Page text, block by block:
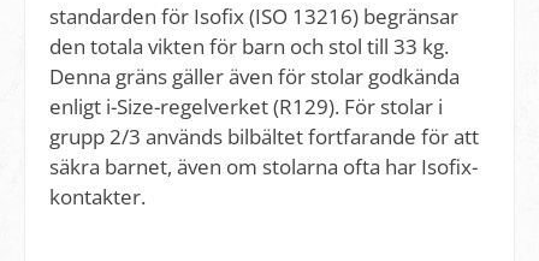
standarden för Isofix (ISO 13216) begränsar
den totala vikten för barn och stol till 33 kg.
Denna gräns gäller även för stolar godkända
enligt i-Size-regelverket (R129). För stolar i
grupp 2/3 används bilbältet fortfarande för att
säkra barnet, även om stolarna ofta har Isofix-
kontakter.